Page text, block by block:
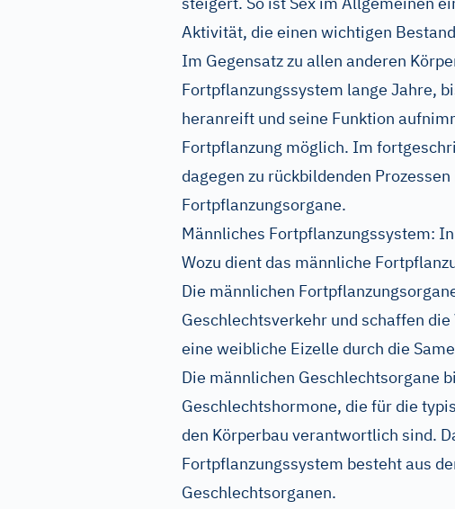
Aktivität, die einen wichtigen
Im Gegensatz zu allen anderen
Fortpflanzungssystem lange Jahre,
heranreift und seine Funktion
Fortpflanzung möglich. Im
dagegen zu rückbildenden
Fortpflanzungsorgane.
Männliches Fortpflanzungssystem:
Wozu dient das männliche
Die männlichen
Geschlechtsverkehr und schaffen
eine weibliche Eizelle durch die
Die männlichen Geschlechtsorgane
Geschlechtshormone, die für die
den Körperbau verantwortlich sind.
Fortpflanzungssystem besteht aus
Geschlechtsorganen.